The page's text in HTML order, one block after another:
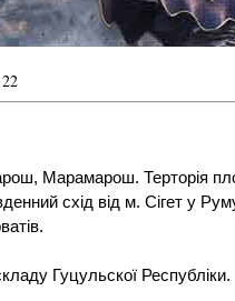
22
Марамарош. Терторія
схід від м. Сігет у
Гуцульскої Республіки.